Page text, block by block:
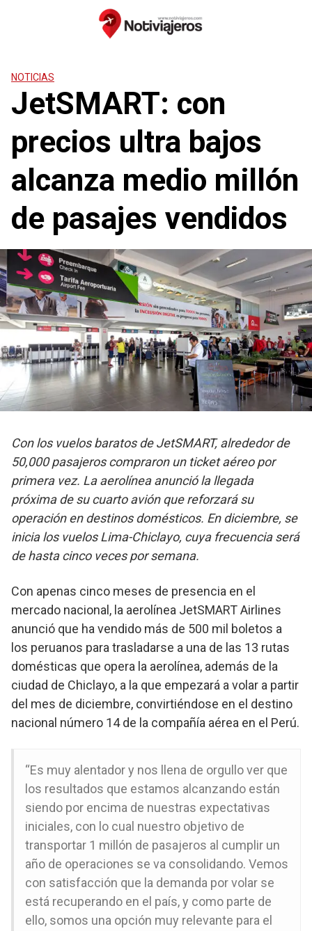
NOTICIAS
JetSMART: con
precios ultra bajos
alcanza medio millón
de pasajes vendidos
Con los vuelos baratos de JetSMART, alrededor de
50,000 pasajeros compraron un ticket aéreo por
primera vez. La aerolínea anunció la llegada
próxima de su cuarto avión que reforzará su
operación en destinos domésticos. En diciembre, se
inicia los vuelos Lima-Chiclayo, cuya frecuencia será
de hasta cinco veces por semana.
Con apenas cinco meses de presencia en el
mercado nacional, la aerolínea JetSMART Airlines
anunció que ha vendido más de 500 mil boletos a
los peruanos para trasladarse a una de las 13 rutas
domésticas que opera la aerolínea, además de la
ciudad de Chiclayo, a la que empezará a volar a partir
del mes de diciembre, convirtiéndose en el destino
nacional número 14 de la compañía aérea en el Perú.
“Es muy alentador y nos llena de orgullo ver que
los resultados que estamos alcanzando están
siendo por encima de nuestras expectativas
iniciales, con lo cual nuestro objetivo de
transportar 1 millón de pasajeros al cumplir un
año de operaciones se va consolidando. Vemos
con satisfacción que la demanda por volar se
está recuperando en el país, y como parte de
ello, somos una opción muy relevante para el